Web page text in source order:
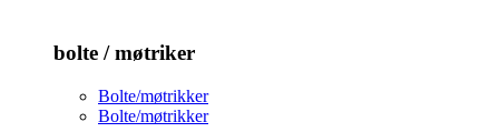
bolte / møtriker
Bolte/møtrikker
Bolte/møtrikker